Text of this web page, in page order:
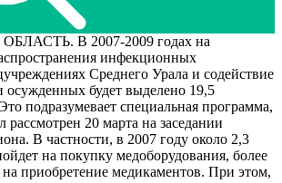
В 2007-2009 годах на
инфекционных
Среднего Урала и содействие
осужденных будет выделено 19,5
подразумевает специальная программа,
рассмотрен 20 марта на заседании
В частности, в 2007 году около 2,3
на покупку медоборудования, более
приобретение медикаментов. При этом,